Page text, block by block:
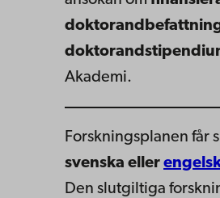
Akademi.
Forskningsplanen får
svenska eller
Den slutgiltiga